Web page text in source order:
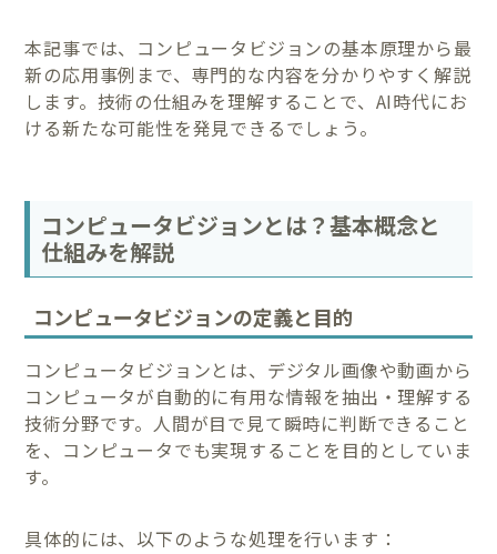
本記事では、コンピュータビジョンの基本原理から最
新の応用事例まで、専門的な内容を分かりやすく解説
します。技術の仕組みを理解することで、AI時代にお
ける新たな可能性を発見できるでしょう。
コンピュータビジョンとは？基本概念と
仕組みを解説
コンピュータビジョンの定義と目的
コンピュータビジョンとは、デジタル画像や動画から
コンピュータが自動的に有用な情報を抽出・理解する
技術分野です。人間が目で見て瞬時に判断できること
を、コンピュータでも実現することを目的としていま
す。
具体的には、以下のような処理を行います：